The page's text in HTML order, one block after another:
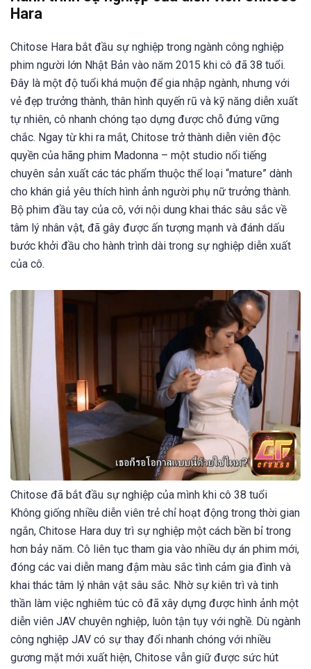
Hara
Chitose Hara bắt đầu sự nghiệp trong ngành công nghiệp
phim người lớn Nhật Bản vào năm 2015 khi cô đã 38 tuổi.
Đây là một độ tuổi khá muộn để gia nhập ngành, nhưng với
vẻ đẹp trưởng thành, thân hình quyến rũ và kỹ năng diễn xuất
tự nhiên, cô nhanh chóng tạo dựng được chỗ đứng vững
chắc. Ngay từ khi ra mắt, Chitose trở thành diễn viên độc
quyền của hãng phim Madonna – một studio nổi tiếng
chuyên sản xuất các tác phẩm thuộc thể loại “mature” dành
cho khán giả yêu thích hình ảnh người phụ nữ trưởng thành.
Bộ phim đầu tay của cô, với nội dung khai thác sâu sắc về
tâm lý nhân vật, đã gây được ấn tượng mạnh và đánh dấu
bước khởi đầu cho hành trình dài trong sự nghiệp diễn xuất
của cô.
Chitose đã bắt đầu sự nghiệp của mình khi cô 38 tuổi
Không giống nhiều diễn viên trẻ chỉ hoạt động trong thời gian
ngắn, Chitose Hara duy trì sự nghiệp một cách bền bỉ trong
hơn bảy năm. Cô liên tục tham gia vào nhiều dự án phim mới,
đóng các vai diễn mang đậm màu sắc tình cảm gia đình và
khai thác tâm lý nhân vật sâu sắc. Nhờ sự kiên trì và tinh
thần làm việc nghiêm túc cô đã xây dựng được hình ảnh một
diễn viên JAV chuyên nghiệp, luôn tận tụy với nghề. Dù ngành
công nghiệp JAV có sự thay đổi nhanh chóng với nhiều
gương mặt mới xuất hiện, Chitose vẫn giữ được sức hút